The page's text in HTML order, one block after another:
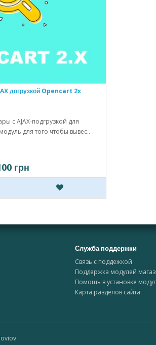
догрузкой Opencart 2x
с AJAX-подгрузкой для
для того чтобы вывес..
грн
Служба поддержки
Связь с поддежкой
Поддержка модулей
Помощь в установке
Карта разделов сайта